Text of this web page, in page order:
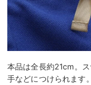
本品は全長約21cm。
手などにつけられます